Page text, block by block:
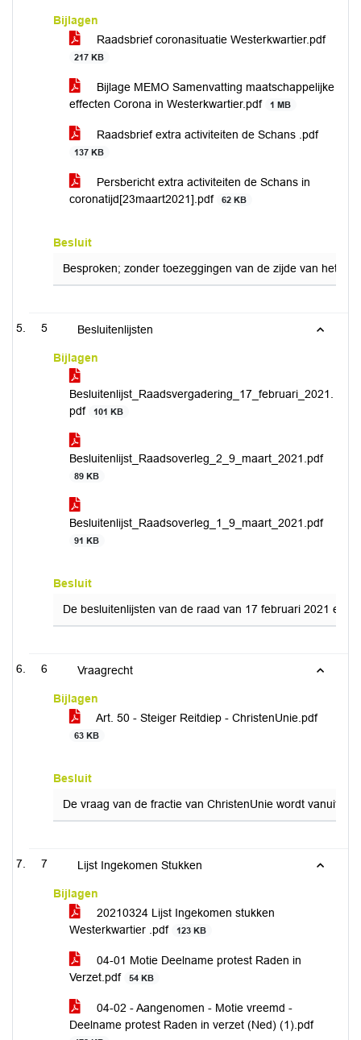
Bijlagen
Raadsbrief coronasituatie Westerkwartier.pdf
217 KB
Bijlage MEMO Samenvatting maatschappelijke
effecten Corona in Westerkwartier.pdf
1 MB
Raadsbrief extra activiteiten de Schans .pdf
137 KB
Persbericht extra activiteiten de Schans in
coronatijd[23maart2021].pdf
62 KB
Besluit
Besproken; zonder toezeggingen van de zijde van het
5 Besluitenlijsten
Bijlagen
Besluitenlijst_Raadsvergadering_17_februari_2021.
pdf
101 KB
Besluitenlijst_Raadsoverleg_2_9_maart_2021.pdf
89 KB
Besluitenlijst_Raadsoverleg_1_9_maart_2021.pdf
91 KB
Besluit
De besluitenlijsten van de raad van 17 februari 2021 en
6 Vraagrecht
Bijlagen
Art. 50 - Steiger Reitdiep - ChristenUnie.pdf
63 KB
Besluit
De vraag van de fractie van ChristenUnie wordt vanuit
7 Lijst Ingekomen Stukken
Bijlagen
20210324 Lijst Ingekomen stukken
Westerkwartier .pdf
123 KB
04-01 Motie Deelname protest Raden in
Verzet.pdf
54 KB
04-02 - Aangenomen - Motie vreemd -
Deelname protest Raden in verzet (Ned) (1).pdf